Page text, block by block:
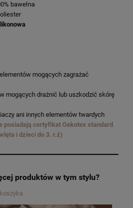
bawełna
mogących zagrażać
mogących drażnić lub uszkodzić skórę
ani innych elementów twardych
posiadają certyfikat Oekotex standard
i dzieci do 3. r.ż)
produktów w tym stylu?